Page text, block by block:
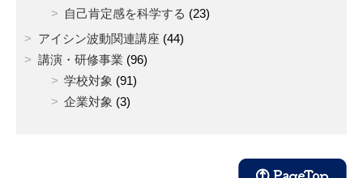
自己肯定感を科学する (23)
アイシン波動関連講座 (44)
講演・研修事業 (96)
学校対象 (91)
企業対象 (3)